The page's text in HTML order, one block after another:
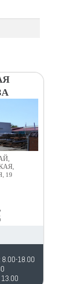
19
18.00